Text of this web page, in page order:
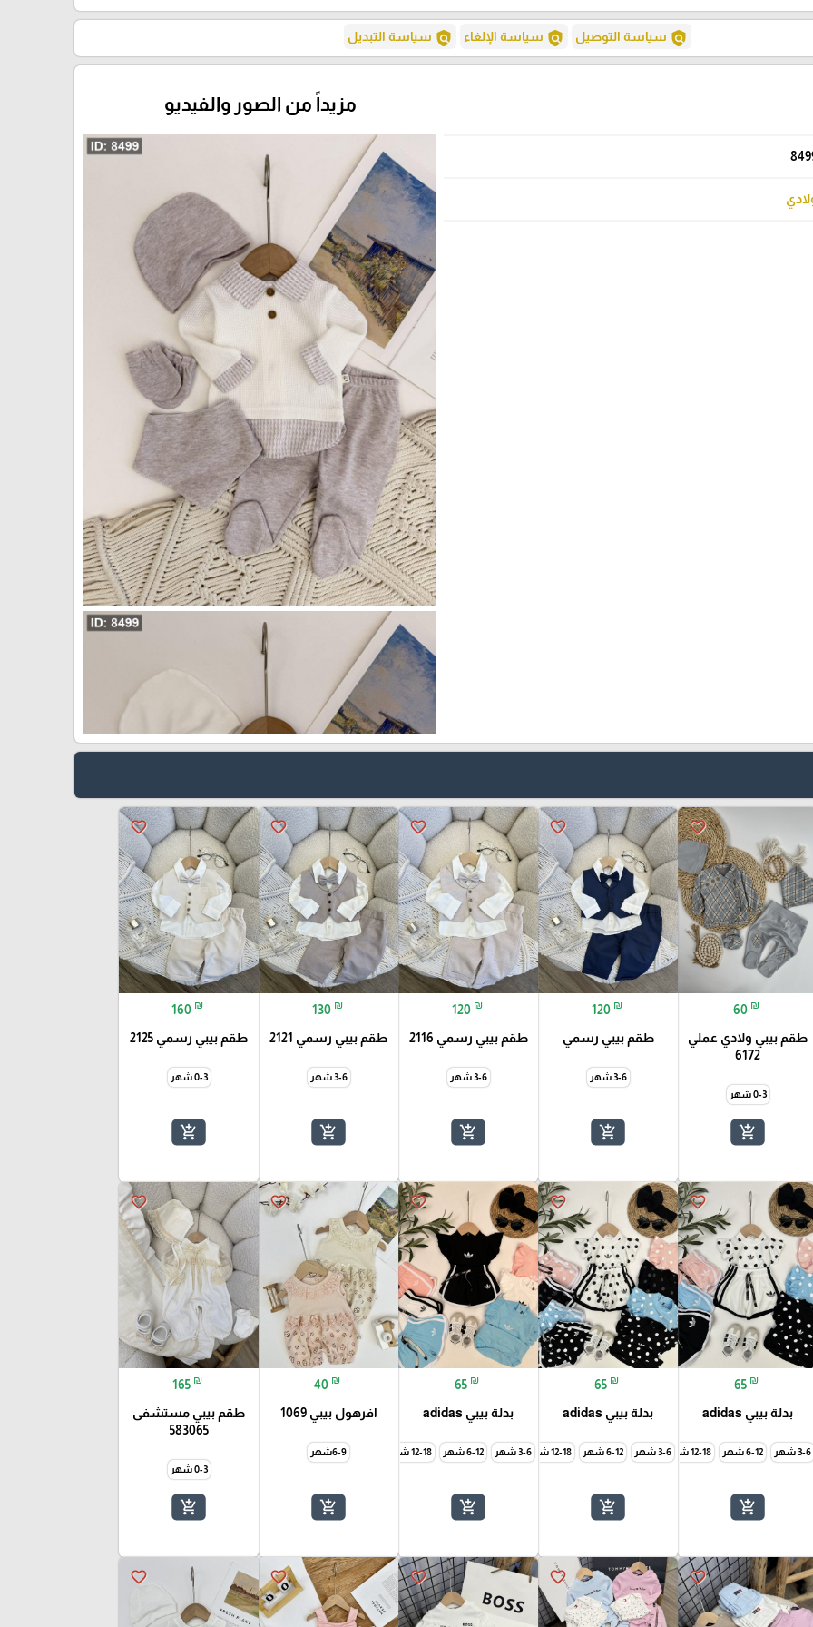
policy سياسة التوصيل policy سياسة الإلغاء policy سياسة التبديل
مزيداً من الصور والفيديو
favorite_border
60 ₪
طقم بيبي ولادي عملي
6172
0-3 شهر
add_shopping_cart
favorite_border
120 ₪
طقم بيبي رسمي
3-6 شهر
add_shopping_cart
favorite_border
120 ₪
طقم بيبي رسمي 2116
3-6 شهر
add_shopping_cart
favorite_border
130 ₪
طقم بيبي رسمي 2121
3-6 شهر
add_shopping_cart
favorite_border
160 ₪
طقم بيبي رسمي 2125
0-3 شهر
add_shopping_cart
favorite_border
65 ₪
بدلة بيبي adidas
3-6 شهر 6-12 شهر 12-18 شهر
add_shopping_cart
favorite_border
65 ₪
بدلة بيبي adidas
3-6 شهر 6-12 شهر 12-18 شهر
add_shopping_cart
favorite_border
65 ₪
بدلة بيبي adidas
3-6 شهر 6-12 شهر 12-18 شهر
add_shopping_cart
favorite_border
40 ₪
افرهول بيبي 1069
6-9شهر
add_shopping_cart
favorite_border
165 ₪
طقم بيبي مستشفى
583065
0-3 شهر
add_shopping_cart
favorite_border
favorite_border
favorite_border
favorite_border
favorite_border